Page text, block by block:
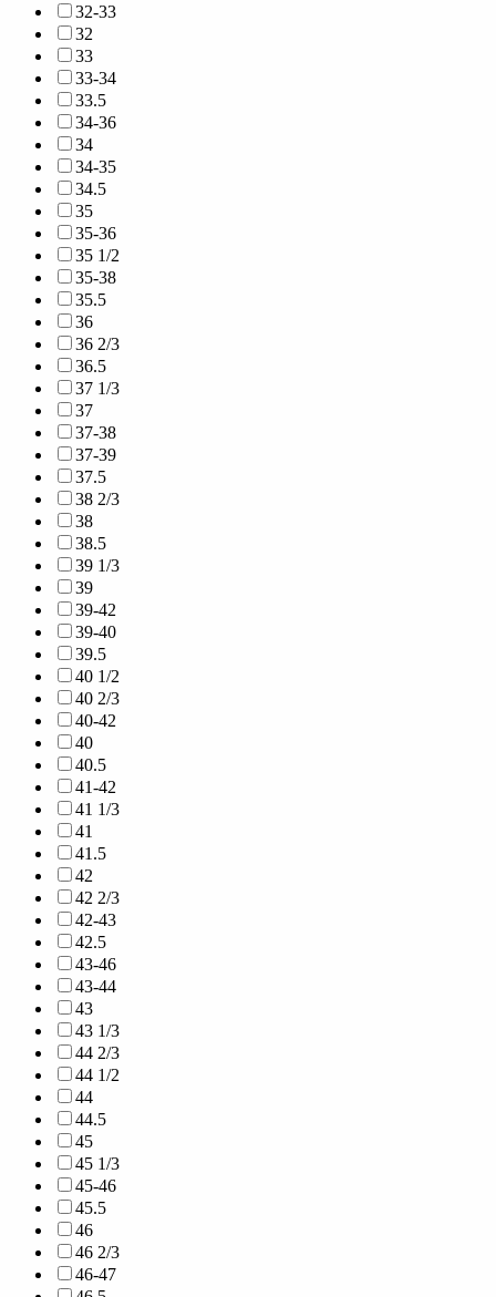
32-33
32
33
33-34
33.5
34-36
34
34-35
34.5
35
35-36
35 1/2
35-38
35.5
36
36 2/3
36.5
37 1/3
37
37-38
37-39
37.5
38 2/3
38
38.5
39 1/3
39
39-42
39-40
39.5
40 1/2
40 2/3
40-42
40
40.5
41-42
41 1/3
41
41.5
42
42 2/3
42-43
42.5
43-46
43-44
43
43 1/3
44 2/3
44 1/2
44
44.5
45
45 1/3
45-46
45.5
46
46 2/3
46-47